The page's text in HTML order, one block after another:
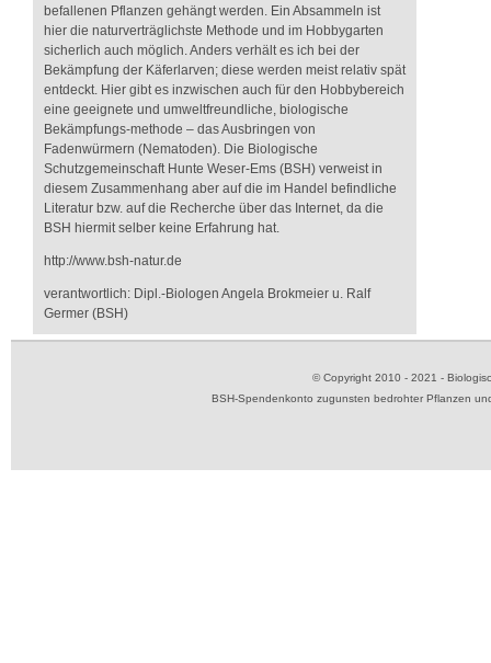
befallenen Pflanzen gehängt werden. Ein Absammeln ist
hier die naturverträglichste Methode und im Hobbygarten
sicherlich auch möglich. Anders verhält es ich bei der
Bekämpfung der Käferlarven; diese werden meist relativ spät
entdeckt. Hier gibt es inzwischen auch für den Hobbybereich
eine geeignete und umweltfreundliche, biologische
Bekämpfungs-methode – das Ausbringen von
Fadenwürmern (Nematoden). Die Biologische
Schutzgemeinschaft Hunte Weser-Ems (BSH) verweist in
diesem Zusammenhang aber auf die im Handel befindliche
Literatur bzw. auf die Recherche über das Internet, da die
BSH hiermit selber keine Erfahrung hat.
http://www.bsh-natur.de
verantwortlich: Dipl.-Biologen Angela Brokmeier u. Ralf
Germer (BSH)
© Copyright 2010 - 2021 -
BSH-Spendenkonto zugunsten bedrohter Pflanzen